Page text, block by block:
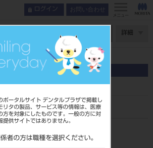
ポータルサイト デンタルプラザで掲載し
リタの製品、サービス等の情報は、医療
方を対象にしたものです。一般の方に対
提供サイトではありません。
者の方は職種を選択ください。
ログイン お問い合わせ
メニュー
詳細
ュラ アンテリオ 6歯 A2 HS6L
問い合わせ
リオ 6歯 A2 HS6L
204350010HS6L